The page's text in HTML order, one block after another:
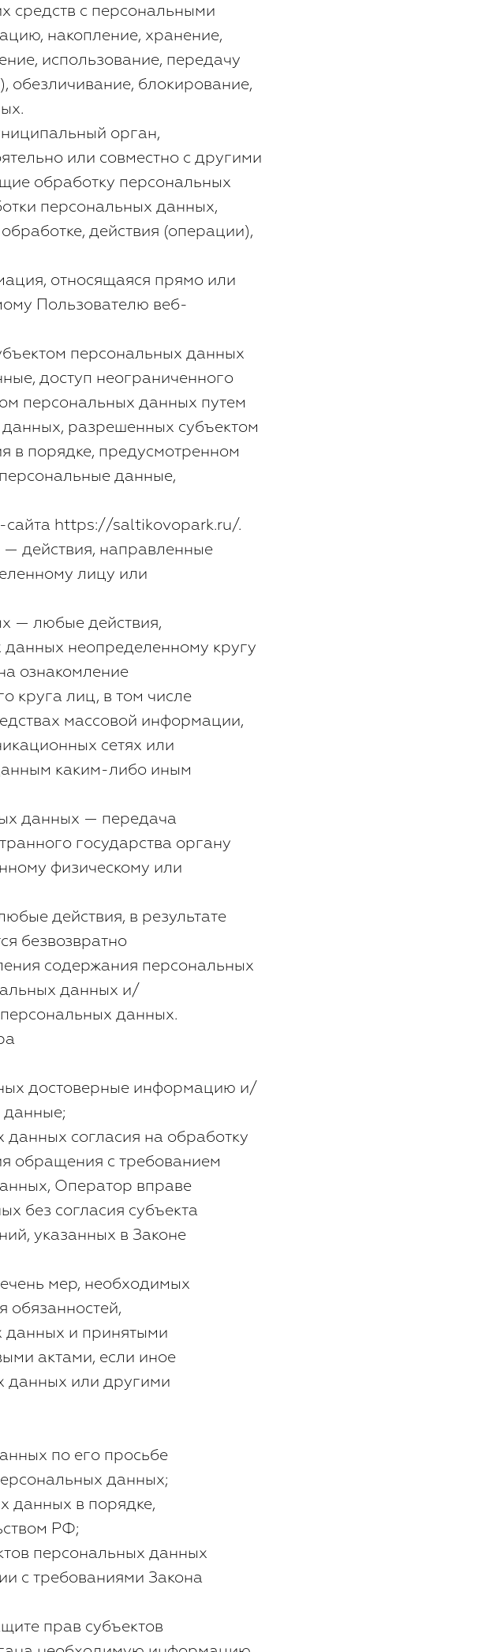
средств с персональными
накопление, хранение,
использование, передачу
обезличивание, блокирование,
орган,
или совместно с другими
обработку персональных
персональных данных,
действия (операции),
относящаяся прямо или
Пользователю веб-
персональных данных
доступ неограниченного
персональных данных путем
разрешенных субъектом
в порядке, предусмотренном
данные,
сайта https://saltikovopark.ru/.
— действия, направленные
лицу или
— любые действия,
неопределенному кругу
ознакомление
круга лиц, в том числе
массовой информации,
сетях или
каким-либо иным
данных — передача
государства органу
физическому или
действия, в результате
безвозвратно
содержания персональных
данных и/
данных.
достоверные информацию и/
данные;
согласия на обработку
обращения с требованием
Оператор вправе
без согласия субъекта
указанных в Законе
мер, необходимых
обязанностей,
данных и принятыми
актами, если иное
данных или другими
по его просьбе
данных;
данных в порядке,
РФ;
персональных данных
с требованиями Закона
прав субъектов